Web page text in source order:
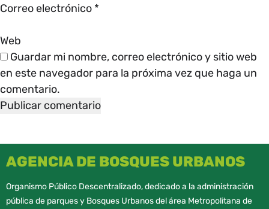
Correo electrónico *
Web
Guardar mi nombre, correo electrónico y sitio web
en este navegador para la próxima vez que haga un
comentario.
AGENCIA DE BOSQUES URBANOS
Organismo Público Descentralizado, dedicado a la administración
pública de parques y Bosques Urbanos del área Metropolitana de